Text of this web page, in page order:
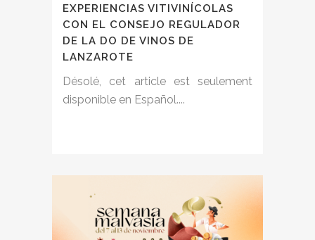
EXPERIENCIAS VITIVINÍCOLAS
CON EL CONSEJO REGULADOR
DE LA DO DE VINOS DE
LANZAROTE
Désolé, cet article est seulement
disponible en Español....